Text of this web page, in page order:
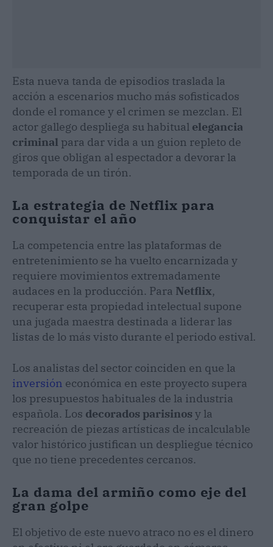
Esta nueva tanda de episodios traslada la
acción a escenarios mucho más sofisticados
donde el romance y el crimen se mezclan. El
actor gallego despliega su habitual elegancia
criminal para dar vida a un guion repleto de
giros que obligan al espectador a devorar la
temporada de un tirón.
La estrategia de Netflix para
conquistar el año
La competencia entre las plataformas de
entretenimiento se ha vuelto encarnizada y
requiere movimientos extremadamente
audaces en la producción. Para Netflix,
recuperar esta propiedad intelectual supone
una jugada maestra destinada a liderar las
listas de lo más visto durante el periodo estival.
Los analistas del sector coinciden en que la
inversión económica en este proyecto supera
los presupuestos habituales de la industria
española. Los decorados parisinos y la
recreación de piezas artísticas de incalculable
valor histórico justifican un despliegue técnico
que no tiene precedentes cercanos.
La dama del armiño como eje del
gran golpe
El objetivo de este nuevo atraco no es el dinero